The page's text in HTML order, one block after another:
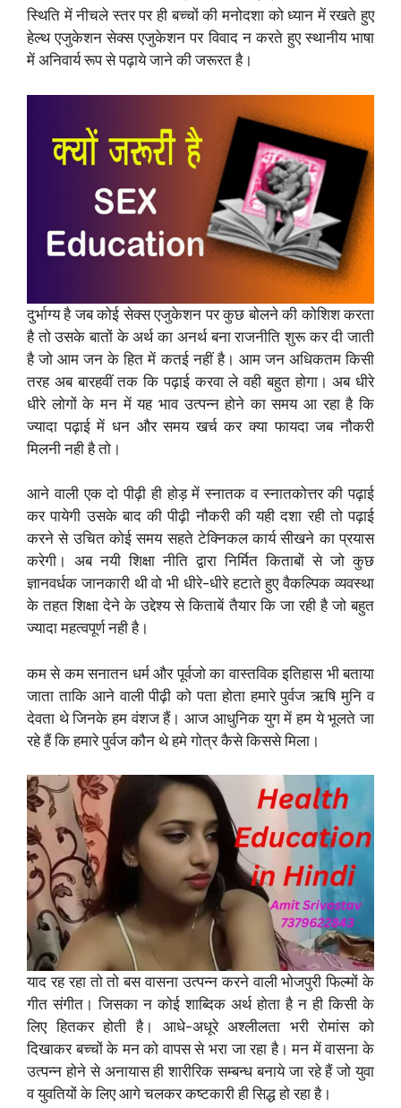
स्थिति में नीचले स्तर पर ही बच्चों की मनोदशा को ध्यान में रखते हुए
हेल्थ एजुकेशन सेक्स एजुकेशन पर विवाद न करते हुए स्थानीय भाषा
में अनिवार्य रूप से पढ़ाये जाने की जरूरत है।
दुर्भाग्य है जब कोई सेक्स एजुकेशन पर कुछ बोलने की कोशिश करता
है तो उसके बातों के अर्थ का अनर्थ बना राजनीति शुरू कर दी जाती
है जो आम जन के हित में कतई नहीं है। आम जन अधिकतम किसी
तरह अब बारहवीं तक कि पढ़ाई करवा ले वही बहुत होगा। अब धीरे
धीरे लोगों के मन में यह भाव उत्पन्न होने का समय आ रहा है कि
ज्यादा पढ़ाई में धन और समय खर्च कर क्या फायदा जब नौकरी
मिलनी नही है तो।
आने वाली एक दो पीढ़ी ही होड़ में स्नातक व स्नातकोत्तर की पढ़ाई
कर पायेगी उसके बाद की पीढ़ी नौकरी की यही दशा रही तो पढ़ाई
करने से उचित कोई समय सहते टेक्निकल कार्य सीखने का प्रयास
करेगी। अब नयी शिक्षा नीति द्वारा निर्मित किताबों से जो कुछ
ज्ञानवर्धक जानकारी थी वो भी धीरे-धीरे हटाते हुए वैकल्पिक व्यवस्था
के तहत शिक्षा देने के उद्देश्य से किताबें तैयार कि जा रही है जो बहुत
ज्यादा महत्वपूर्ण नही है।
कम से कम सनातन धर्म और पूर्वजो का वास्तविक इतिहास भी बताया
जाता ताकि आने वाली पीढ़ी को पता होता हमारे पुर्वज ऋषि मुनि व
देवता थे जिनके हम वंशज हैं। आज आधुनिक युग में हम ये भूलते जा
रहे हैं कि हमारे पुर्वज कौन थे हमे गोत्र कैसे किससे मिला।
याद रह रहा तो तो बस वासना उत्पन्न करने वाली भोजपुरी फिल्मों के
गीत संगीत। जिसका न कोई शाब्दिक अर्थ होता है न ही किसी के
लिए हितकर होती है। आधे-अधूरे अश्लीलता भरी रोमांस को
दिखाकर बच्चों के मन को वापस से भरा जा रहा है। मन में वासना के
उत्पन्न होने से अनायास ही शारीरिक सम्बन्ध बनाये जा रहे हैं जो युवा
व युवतियों के लिए आगे चलकर कष्टकारी ही सिद्ध हो रहा है।